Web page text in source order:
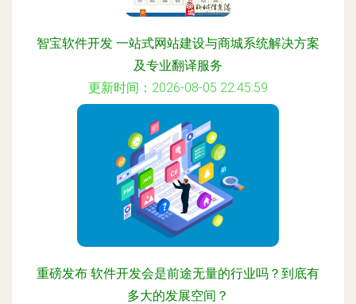
智宝软件开发 一站式网站建设与商城系统解决方案
及专业翻译服务
更新时间：2026-08-05 22:45:59
重磅发布 软件开发会是前途无量的行业吗？到底有
多大的发展空间？